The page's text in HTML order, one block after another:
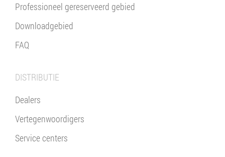
Professioneel gereserveerd gebied
Downloadgebied
FAQ
DISTRIBUTIE
Dealers
Vertegenwoordigers
Service centers